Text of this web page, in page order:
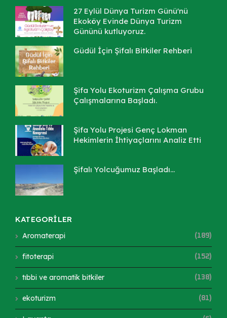
27 Eylül Dünya Turizm Günü'nü
Ekoköy Evinde Dünya Turizm
Gününü kutluyoruz.
Güdül İçin Şifalı Bitkiler Rehberi
Şifa Yolu Ekoturizm Çalışma Grubu
Çalışmalarına Başladı.
Şifa Yolu Projesi Genç Lokman
Hekimlerin İhtiyaçlarını Analiz Etti
Şifalı Yolcuğumuz Başladı...
KATEGORİLER
Aromaterapi (189)
fitoterapi (152)
tıbbi ve aromatik bitkiler (138)
ekoturizm (81)